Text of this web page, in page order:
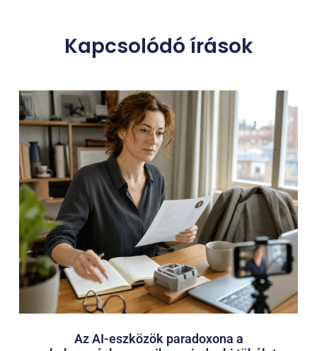
Kapcsolódó írások
Az AI-eszközök paradoxona a